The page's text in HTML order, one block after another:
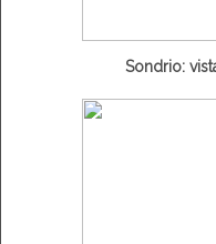
Sondrio: